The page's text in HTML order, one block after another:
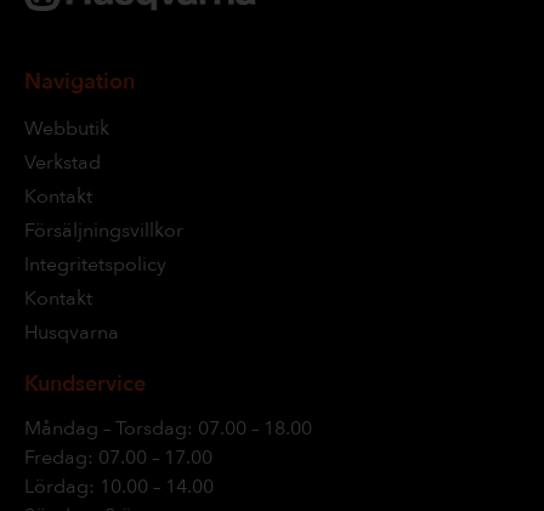
Navigation
Webbutik
Verkstad
Kontakt
Försäljningsvillkor
Integritetspolicy
Kontakt
Husqvarna
Kundservice
Måndag – Torsdag: 07.00 – 18.00
Fredag: 07.00 – 17.00
Lördag: 10.00 – 14.00